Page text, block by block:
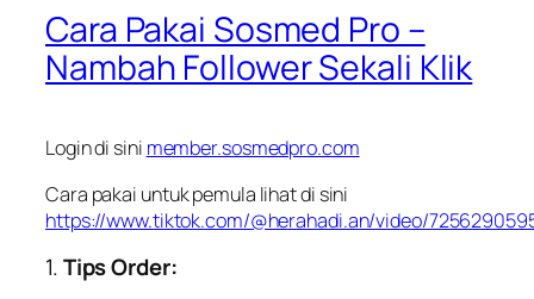
Cara Pakai Sosmed Pro –
Nambah Follower Sekali Klik
Login di sini member.sosmedpro.com
Cara pakai untuk pemula lihat di sini
https://www.tiktok.com/@herahadi.an/video/
1.Tips Order: